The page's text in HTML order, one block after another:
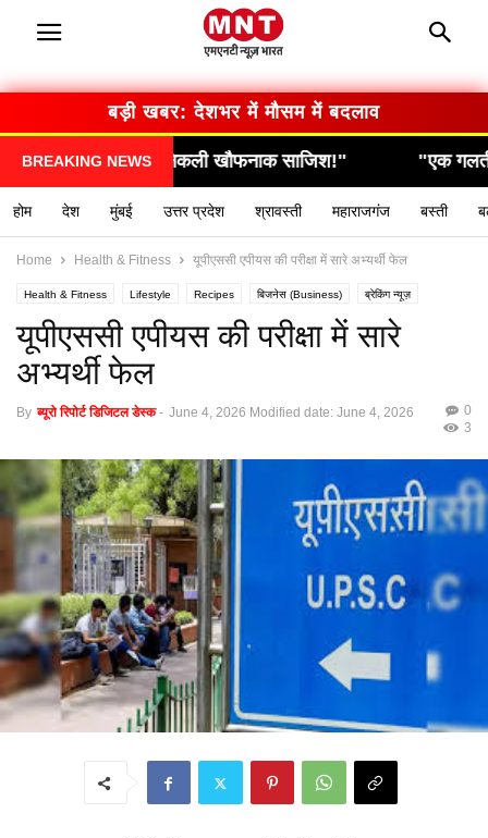
बड़ी खबर: देशभर में मौसम में बदलाव
BREAKING NEWS"एक गलती और सब कुछ खत्म… देखिए कैसे हुआ
होम देश मुंबई उत्तर प्रदेश श्रावस्ती महाराजगंज बस्ती
Home Health & Fitness यूपीएससी एपीयस की परीक्षा में सारे अभ्यर्थी फेल
Health & Fitness Lifestyle Recipes बिजनेस (Business) ब्रेकिंग न्यूज़
मनोरंजन (Entertainment) राशिफल / ज्योतिष स्वास्थ्य (Health)
यूपीएससी एपीयस की परीक्षा में सारे
अभ्यर्थी फेल
By ब्यूरो रिपोर्ट डिजिटल डेस्क - June 4, 2026 Modified date: June 4, 2026
0
3